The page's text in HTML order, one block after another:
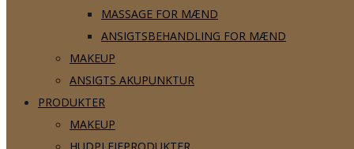
MASSAGE FOR MÆND
ANSIGTSBEHANDLING FOR MÆND
MAKEUP
ANSIGTS AKUPUNKTUR
PRODUKTER
MAKEUP